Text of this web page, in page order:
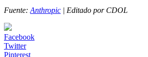
Fuente: Anthropic | Editado por CDOL
Facebook
Twitter
Pinterest